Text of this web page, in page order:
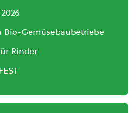
Bio-Gemüsebaubetriebe
Rinder